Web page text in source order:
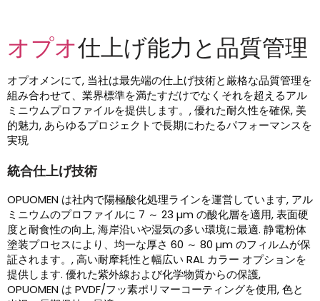
オプオ仕上げ能力と品質管理
オプオメンにて, 当社は最先端の仕上げ技術と厳格な品質管理を
組み合わせて、業界標準を満たすだけでなくそれを超えるアル
ミニウムプロファイルを提供します。, 優れた耐久性を確保, 美
的魅力, あらゆるプロジェクトで長期にわたるパフォーマンスを
実現
統合仕上げ技術
OPUOMEN は社内で陽極酸化処理ラインを運営しています, アル
ミニウムのプロファイルに 7 ～ 23 µm の酸化層を適用, 表面硬
度と耐食性の向上, 海岸沿いや湿気の多い環境に最適. 静電粉体
塗装プロセスにより、均一な厚さ 60 ～ 80 µm のフィルムが保
証されます。, 高い耐摩耗性と幅広い RAL カラー オプションを
提供します. 優れた紫外線および化学物質からの保護,
OPUOMEN は PVDF/フッ素ポリマーコーティングを使用, 色と